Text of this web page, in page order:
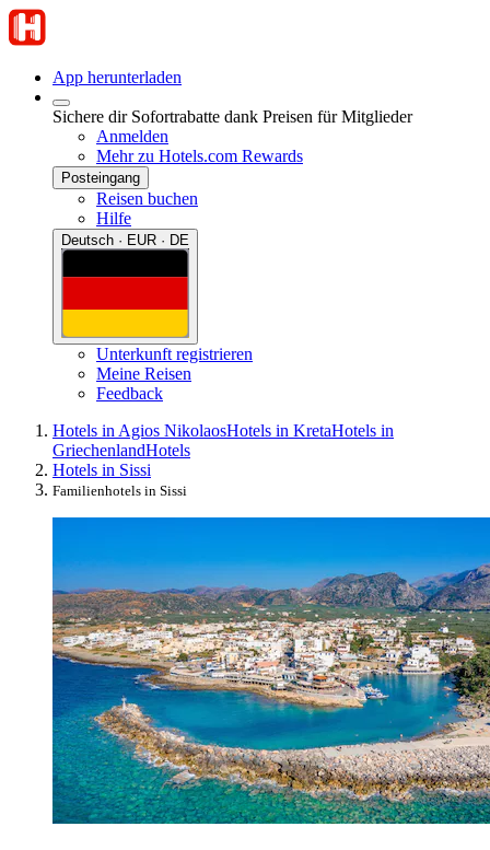
App herunterladen
Sichere dir Sofortrabatte dank Preisen für Mitglieder
Anmelden
Mehr zu Hotels.com Rewards
Posteingang
Reisen buchen
Hilfe
Deutsch · EUR · DE
Unterkunft registrieren
Meine Reisen
Feedback
Hotels in Agios NikolaosHotels in KretaHotels in
GriechenlandHotels
Hotels in Sissi
Familienhotels in Sissi